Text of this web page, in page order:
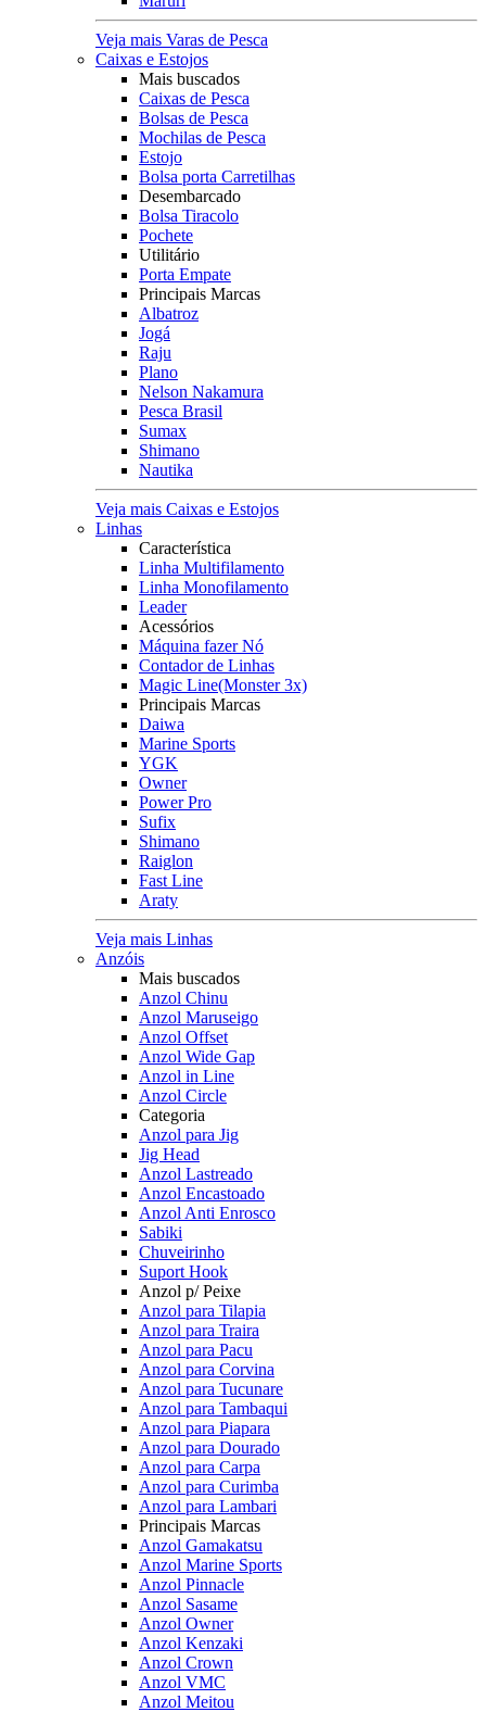
Veja mais Varas de Pesca
Caixas e Estojos
Mais buscados
Caixas de Pesca
Bolsas de Pesca
Mochilas de Pesca
Estojo
Bolsa porta Carretilhas
Desembarcado
Bolsa Tiracolo
Pochete
Utilitário
Porta Empate
Principais Marcas
Albatroz
Jogá
Raju
Plano
Nelson Nakamura
Pesca Brasil
Sumax
Shimano
Nautika
Veja mais Caixas e Estojos
Linhas
Característica
Linha Multifilamento
Linha Monofilamento
Leader
Acessórios
Máquina fazer Nó
Contador de Linhas
Magic Line(Monster 3x)
Principais Marcas
Daiwa
Marine Sports
YGK
Owner
Power Pro
Sufix
Shimano
Raiglon
Fast Line
Araty
Veja mais Linhas
Anzóis
Mais buscados
Anzol Chinu
Anzol Maruseigo
Anzol Offset
Anzol Wide Gap
Anzol in Line
Anzol Circle
Categoria
Anzol para Jig
Jig Head
Anzol Lastreado
Anzol Encastoado
Anzol Anti Enrosco
Sabiki
Chuveirinho
Suport Hook
Anzol p/ Peixe
Anzol para Tilapia
Anzol para Traira
Anzol para Pacu
Anzol para Corvina
Anzol para Tucunare
Anzol para Tambaqui
Anzol para Piapara
Anzol para Dourado
Anzol para Carpa
Anzol para Curimba
Anzol para Lambari
Principais Marcas
Anzol Gamakatsu
Anzol Marine Sports
Anzol Pinnacle
Anzol Sasame
Anzol Owner
Anzol Kenzaki
Anzol Crown
Anzol VMC
Anzol Meitou